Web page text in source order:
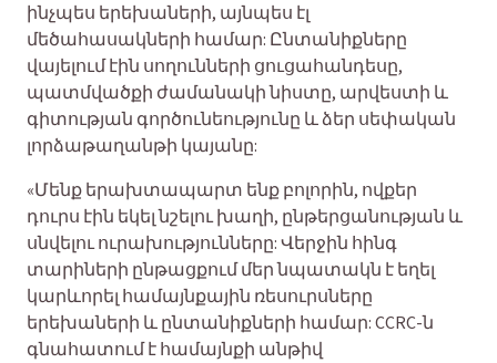
ինչպես երեխաների, այնպես էլ
մեծահասակների համար: Ընտանիքները
վայելում էին սողունների ցուցահանդեսը,
պատմվածքի ժամանակի նիստը, արվեստի և
գիտության գործունեությունը և ձեր սեփական
լորձաթաղանթի կայանը:
«Մենք երախտապարտ ենք բոլորին, ովքեր
դուրս էին եկել նշելու խաղի, ընթերցանության և
սնվելու ուրախությունները: Վերջին հինգ
տարիների ընթացքում մեր նպատակն է եղել
կարևորել համայնքային ռեսուրսները
երեխաների և ընտանիքների համար: CCRC-ն
գնահատում է համայնքի անթիվ